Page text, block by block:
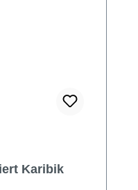
Karibik